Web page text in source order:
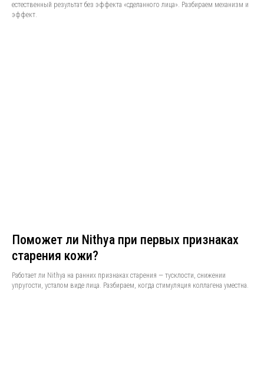
естественный результат без эффекта «сделанного лица». Разбираем механизм и
эффект.
Поможет ли Nithya при первых признаках
старения кожи?
Работает ли Nithya на ранних признаках старения — тусклости, снижении
упругости, усталом виде лица. Разбираем, когда стимуляция коллагена уместна.